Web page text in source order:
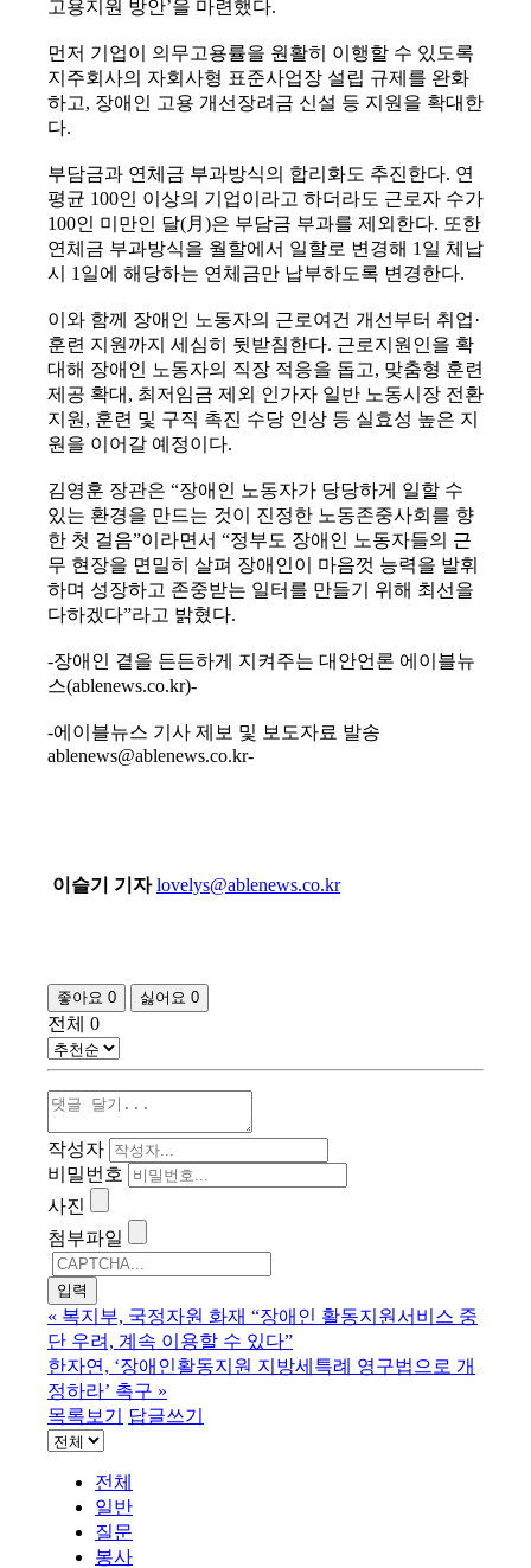
고용지원 방안’을 마련했다.
먼저 기업이 의무고용률을 원활히 이행할 수 있도록
지주회사의 자회사형 표준사업장 설립 규제를 완화
하고, 장애인 고용 개선장려금 신설 등 지원을 확대한
다.
부담금과 연체금 부과방식의 합리화도 추진한다. 연
평균 100인 이상의 기업이라고 하더라도 근로자 수가
100인 미만인 달(月)은 부담금 부과를 제외한다. 또한
연체금 부과방식을 월할에서 일할로 변경해 1일 체납
시 1일에 해당하는 연체금만 납부하도록 변경한다.
이와 함께 장애인 노동자의 근로여건 개선부터 취업·
훈련 지원까지 세심히 뒷받침한다. 근로지원인을 확
대해 장애인 노동자의 직장 적응을 돕고, 맞춤형 훈련
제공 확대, 최저임금 제외 인가자 일반 노동시장 전환
지원, 훈련 및 구직 촉진 수당 인상 등 실효성 높은 지
원을 이어갈 예정이다.
김영훈 장관은 “장애인 노동자가 당당하게 일할 수
있는 환경을 만드는 것이 진정한 노동존중사회를 향
한 첫 걸음”이라면서 “정부도 장애인 노동자들의 근
무 현장을 면밀히 살펴 장애인이 마음껏 능력을 발휘
하며 성장하고 존중받는 일터를 만들기 위해 최선을
다하겠다”라고 밝혔다.
-장애인 곁을 든든하게 지켜주는 대안언론 에이블뉴
스(ablenews.co.kr)-
-에이블뉴스 기사 제보 및 보도자료 발송
ablenews@ablenews.co.kr-
이슬기 기자 lovelys@ablenews.co.kr
좋아요 0 싫어요 0
전체 0
작성자
비밀번호
사진
첨부파일
« 복지부, 국정자원 화재 “장애인 활동지원서비스 중
단 우려, 계속 이용할 수 있다”
한자연, ‘장애인활동지원 지방세특례 영구법으로 개
정하라’ 촉구 »
목록보기
답글쓰기
전체
일반
질문
봉사